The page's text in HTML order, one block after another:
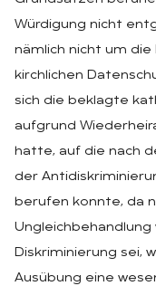
Würdigung nicht
nämlich nicht um
kirchlichen
sich die beklagte
aufgrund
hatte, auf die nach
der
berufen konnte, da
Ungleichbehandlung
Diskriminierung sei,
Ausübung eine